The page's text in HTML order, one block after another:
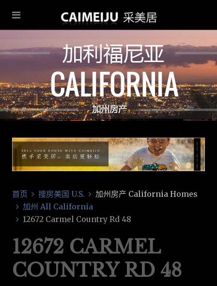
首页 搜房美国 U.S.
加州房产 California Homes
加州 All California
12672 Carmel Country Rd 48
12672 CARMEL
COUNTRY RD 48